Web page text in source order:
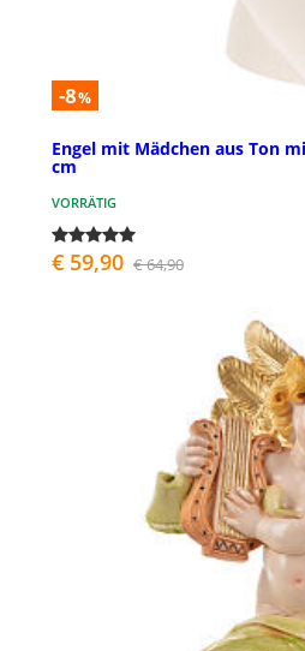
-8%
Engel mit Mädchen aus Ton
cm
VORRÄTIG
€ 59,90 € 64,90